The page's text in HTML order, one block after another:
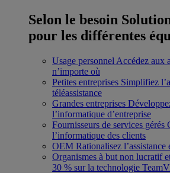
Selon le besoin
pour les différentes
Usage personnel Accédez aux
n’importe où
Petites entreprises Simplifiez
téléassistance
Grandes entreprises
l’informatique d’entreprise
Fournisseurs de services gérés
l’informatique des clients
OEM Rationalisez l’assistance
Organismes à but non lucratif
30 % sur la technologie